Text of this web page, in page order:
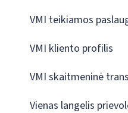
VMI teikiamos
VMI kliento profilis
VMI skaitmeninė
Vienas langelis